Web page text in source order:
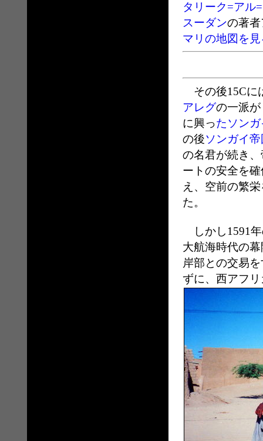
タリーク=アル
スーダンの著
マリの地図を見
その後15Cに
アレグの一派が
に興ったソン
の後ソンガイ帝
の名君が続き
ートの安全を
え、空前の繁
た。
しかし1591
大航海時代の
岸部との交易
ずに、西アフ